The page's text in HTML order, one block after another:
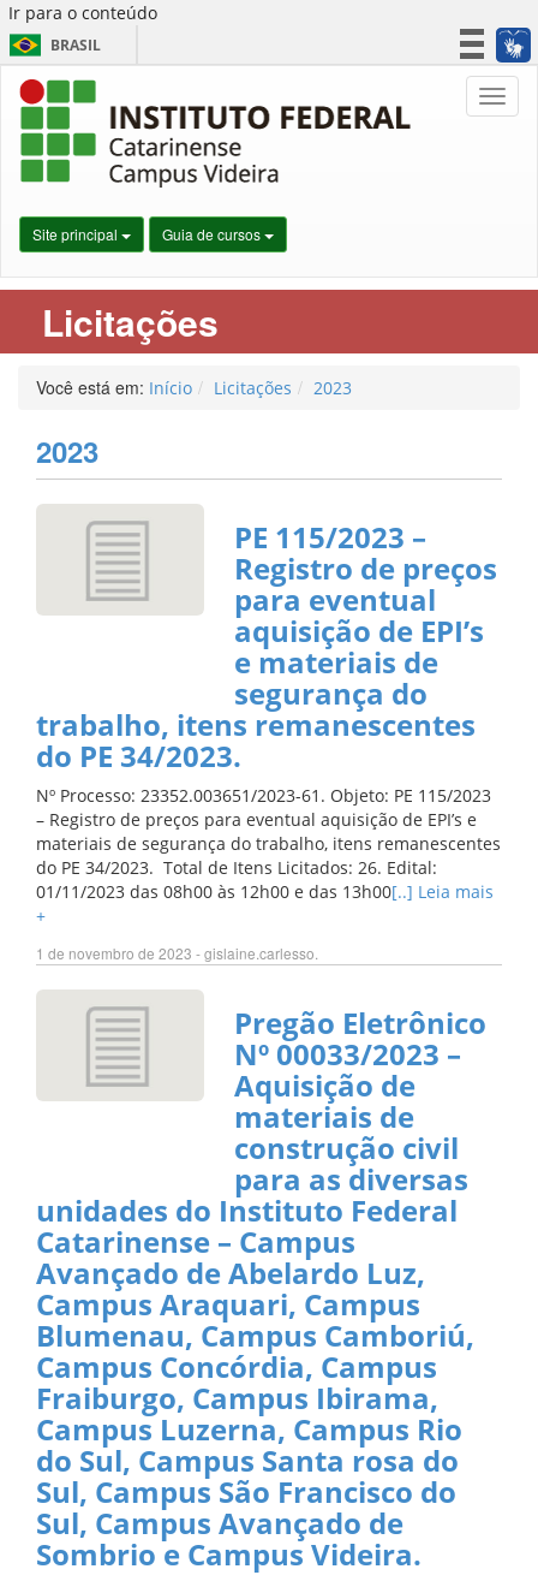
Ir para o conteúdo
BRASIL
Simplifique!
Site principal Guia de cursos
Licitações
Você está em: Início Licitações 2023
2023
PE 115/2023 –
Registro de preços
para eventual
aquisição de EPI’s
e materiais de
segurança do
trabalho, itens remanescentes
do PE 34/2023.
Nº Processo: 23352.003651/2023-61. Objeto: PE 115/2023
– Registro de preços para eventual aquisição de EPI’s e
materiais de segurança do trabalho, itens remanescentes
do PE 34/2023. Total de Itens Licitados: 26. Edital:
01/11/2023 das 08h00 às 12h00 e das 13h00[..] Leia mais
+
1 de novembro de 2023 - gislaine.carlesso.
Pregão Eletrônico
Nº 00033/2023 –
Aquisição de
materiais de
construção civil
para as diversas
unidades do Instituto Federal
Catarinense – Campus
Avançado de Abelardo Luz,
Campus Araquari, Campus
Blumenau, Campus Camboriú,
Campus Concórdia, Campus
Fraiburgo, Campus Ibirama,
Campus Luzerna, Campus Rio
do Sul, Campus Santa rosa do
Sul, Campus São Francisco do
Sul, Campus Avançado de
Sombrio e Campus Videira.